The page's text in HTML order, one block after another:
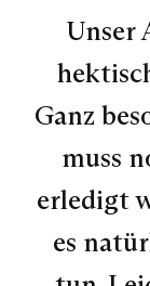
Unser
Ganz
muss
erledigt
es